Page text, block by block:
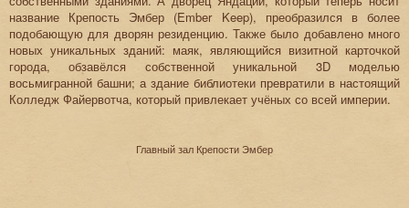
название Крепость Эмбер (Ember Keep), преобразился в более
подобающую для дворян резиденцию. Также было добавлено много
новых уникальных зданий: маяк, являющийся визитной карточкой
города, обзавёлся собственной уникальной 3D моделью
восьмигранной башни; а здание библиотеки превратили в настоящий
Колледж Файервотча, который привлекает учёных со всей империи.
Главный зал Крепости Эмбер